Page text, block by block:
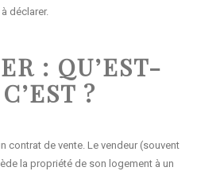
déclarer.
: QU’EST-
?
contrat de vente. Le vendeur (souvent
la propriété de son logement à un